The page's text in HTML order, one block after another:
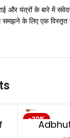
और यंत्रों के बारे में
समझने के लिए एक विस्तृत
-20%